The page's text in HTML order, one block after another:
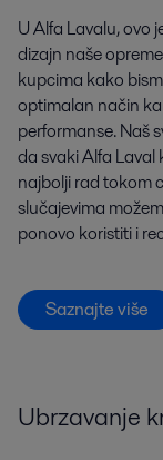
U Alfa Lavalu, ovo
dizajn naše
kupcima kako
optimalan način
performanse. Naš
da svaki Alfa
najbolji rad tokom
slučajevima
ponovo koristiti i
Saznajte više
Ubrzavanje